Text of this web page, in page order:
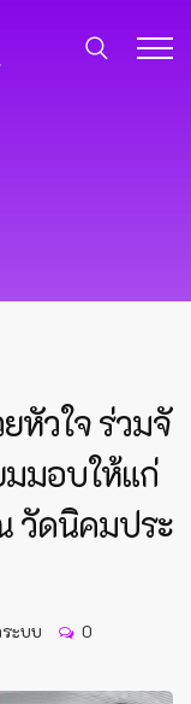
หัวใจ ร่วมจั
มมอบให้แก่
วัดนิคมประ
ะบบ 0